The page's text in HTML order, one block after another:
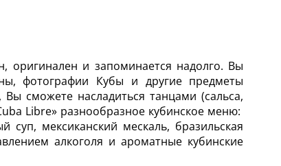
оригинален и запоминается надолго. Вы
фотографии Кубы и другие предметы
сможете насладиться танцами (сальса,
Libre» разнообразное кубинское меню:
мексиканский мескаль, бразильская
алкоголя и ароматные кубинские